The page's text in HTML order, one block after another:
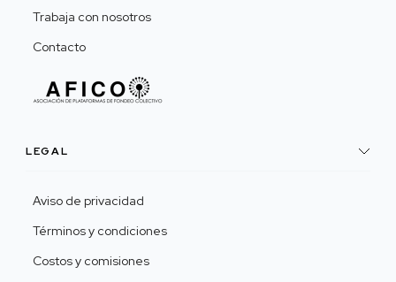
Trabaja con nosotros
Contacto
LEGAL
Aviso de privacidad
Términos y condiciones
Costos y comisiones